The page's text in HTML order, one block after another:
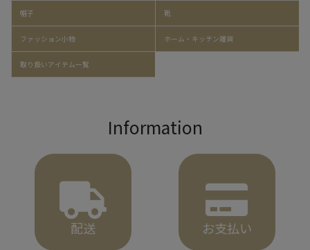
帽子 靴
ファッション小物 ホーム・キッチン雑貨
取り扱いアイテム一覧
Information
配送 お支払い